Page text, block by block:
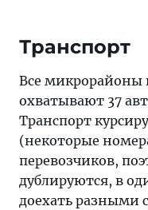
Транспорт
Все микрорайоны
охватывают 37
Транспорт
(некоторые
перевозчиков,
дублируются, в
доехать разными